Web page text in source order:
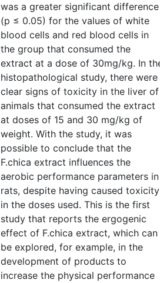
was a greater significant difference
(p ≤ 0.05) for the values of white
blood cells and red blood cells in
the group that consumed the
extract at a dose of 30mg/kg. In
histopathological study, there were
clear signs of toxicity in the liver of
animals that consumed the extract
at doses of 15 and 30 mg/kg of
weight. With the study, it was
possible to conclude that the
F.chica extract influences the
aerobic performance parameters in
rats, despite having caused toxicity
in the doses used. This is the first
study that reports the ergogenic
effect of F.chica extract, which can
be explored, for example, in the
development of products to
increase the physical performance